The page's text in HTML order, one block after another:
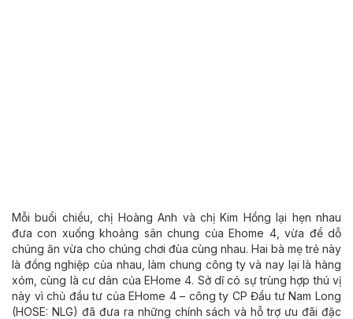
Mỗi buổi chiều, chị Hoàng Anh và chị Kim Hồng lại hẹn nhau
đưa con xuống khoảng sân chung của Ehome 4, vừa để dỗ
chúng ăn vừa cho chúng chơi đùa cùng nhau. Hai bà mẹ trẻ này
là đồng nghiệp của nhau, làm chung công ty và nay lại là hàng
xóm, cùng là cư dân của EHome 4. Sở dĩ có sự trùng hợp thú vị
này vì chủ đầu tư của EHome 4 – công ty CP Đầu tư Nam Long
(HOSE: NLG) đã đưa ra những chính sách và hỗ trợ ưu đãi đặc